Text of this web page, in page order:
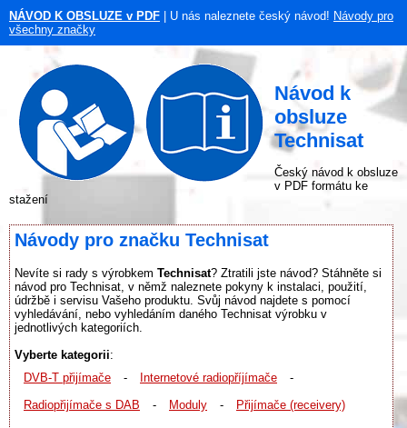
NÁVOD K OBSLUZE v PDF | U nás naleznete český návod! Návody pro
všechny značky
Návod k
obsluze
Technisat
Český návod k obsluze
v PDF formátu ke
stažení
Návody pro značku Technisat
Nevíte si rady s výrobkem Technisat? Ztratili jste návod? Stáhněte si
návod pro Technisat, v němž naleznete pokyny k instalaci, použití,
údržbě i servisu Vašeho produktu. Svůj návod najdete s pomocí
vyhledávání, nebo vyhledáním daného Technisat výrobku v
jednotlivých kategoriích.
Vyberte kategorii:
DVB-T přijímače
- Internetové radiopříjímače
-
Radiopřijímače s DAB
- Moduly - Přijímače (receivery)